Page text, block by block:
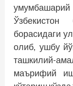
борасидаги
олиб, ушбу
ташкилий-
маърифий